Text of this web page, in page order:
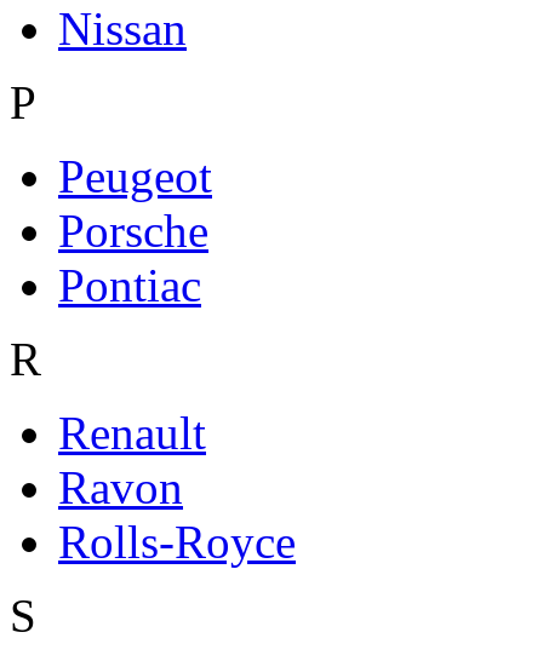
Nissan
P
Peugeot
Porsche
Pontiac
R
Renault
Ravon
Rolls-Royce
S